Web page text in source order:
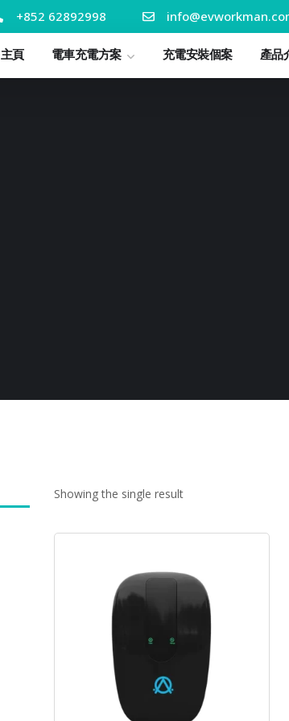
+852 62892998
主頁 電車充電方案 充電安裝個案 產品
Showing the single result